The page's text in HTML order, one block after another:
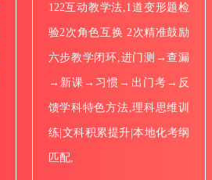
122互动教学法,1道变形题检
验2次角色互换 2次精准鼓励
六步教学闭环,进门测→查漏
→新课→习惯→出门考→反
馈学科特色方法,理科思维训
练|文科积累提升|本地化考纲
匹配,